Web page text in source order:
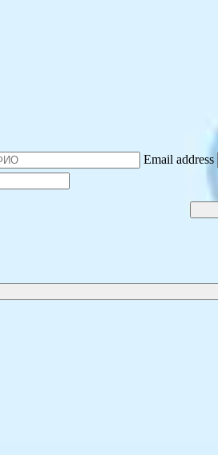
Email address